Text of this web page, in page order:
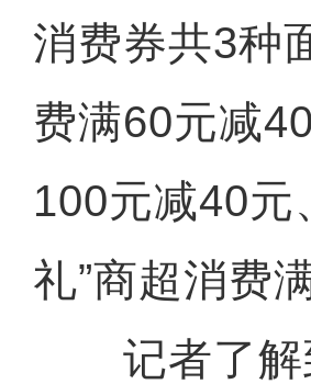
消费券共3种
费满60元减
100元减40
礼”商超消费
记者了解